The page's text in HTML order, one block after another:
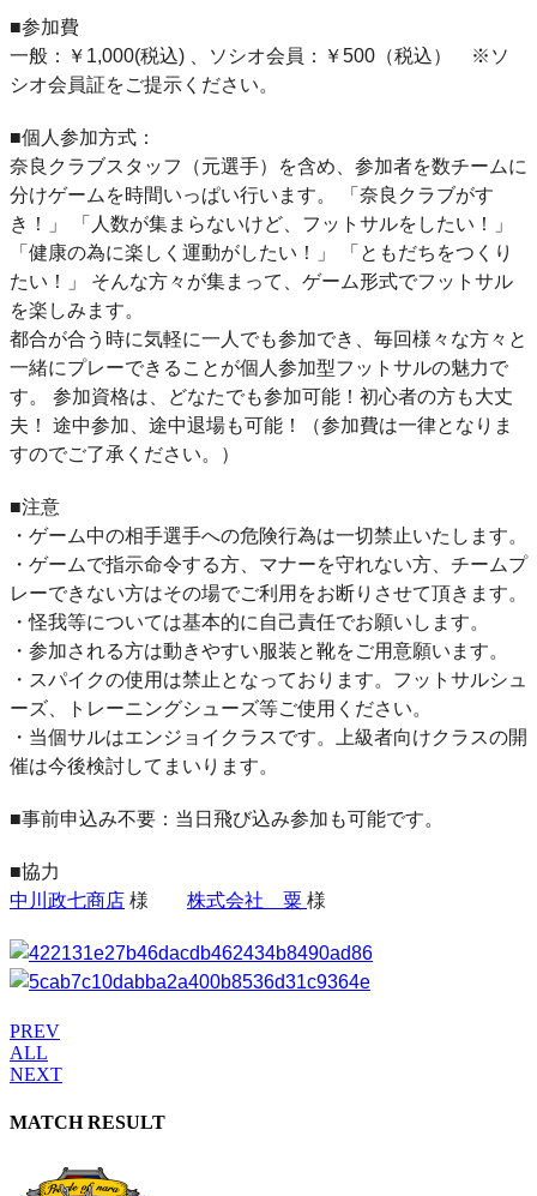
■参加費
一般：￥1,000(税込) 、ソシオ会員：￥500（税込） ※ソ
シオ会員証をご提示ください。
■個人参加方式：
奈良クラブスタッフ（元選手）を含め、参加者を数チームに
分けゲームを時間いっぱい行います。 「奈良クラブがす
き！」 「人数が集まらないけど、フットサルをしたい！」
「健康の為に楽しく運動がしたい！」 「ともだちをつくり
たい！」 そんな方々が集まって、ゲーム形式でフットサル
を楽しみます。
都合が合う時に気軽に一人でも参加でき、毎回様々な方々と
一緒にプレーできることが個人参加型フットサルの魅力で
す。 参加資格は、どなたでも参加可能！初心者の方も大丈
夫！ 途中参加、途中退場も可能！（参加費は一律となりま
すのでご了承ください。）
■注意
・ゲーム中の相手選手への危険行為は一切禁止いたします。
・ゲームで指示命令する方、マナーを守れない方、チームプ
レーできない方はその場でご利用をお断りさせて頂きます。
・怪我等については基本的に自己責任でお願いします。
・参加される方は動きやすい服装と靴をご用意願います。
・スパイクの使用は禁止となっております。フットサルシュ
ーズ、トレーニングシューズ等ご使用ください。
・当個サルはエンジョイクラスです。上級者向けクラスの開
催は今後検討してまいります。
■事前申込み不要：当日飛び込み参加も可能です。
■協力
中川政七商店 様 株式会社 粟 様
PREV
ALL
NEXT
MATCH RESULT